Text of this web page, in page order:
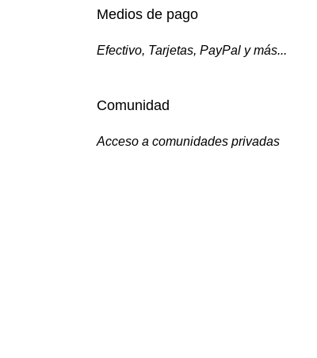
Medios de pago
Efectivo, Tarjetas, PayPal y más...
Comunidad
Acceso a comunidades privadas